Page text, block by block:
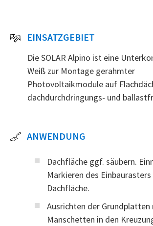
EINSATZGEBIET
Die SOLAR Alpino ist eine
Weiß zur Montage gerahmter
Photovoltaikmodule auf
dachdurchdringungs- und
ANWENDUNG
Dachfläche ggf. säubern.
Markieren des
Dachfläche.
Ausrichten der
Manschetten in den